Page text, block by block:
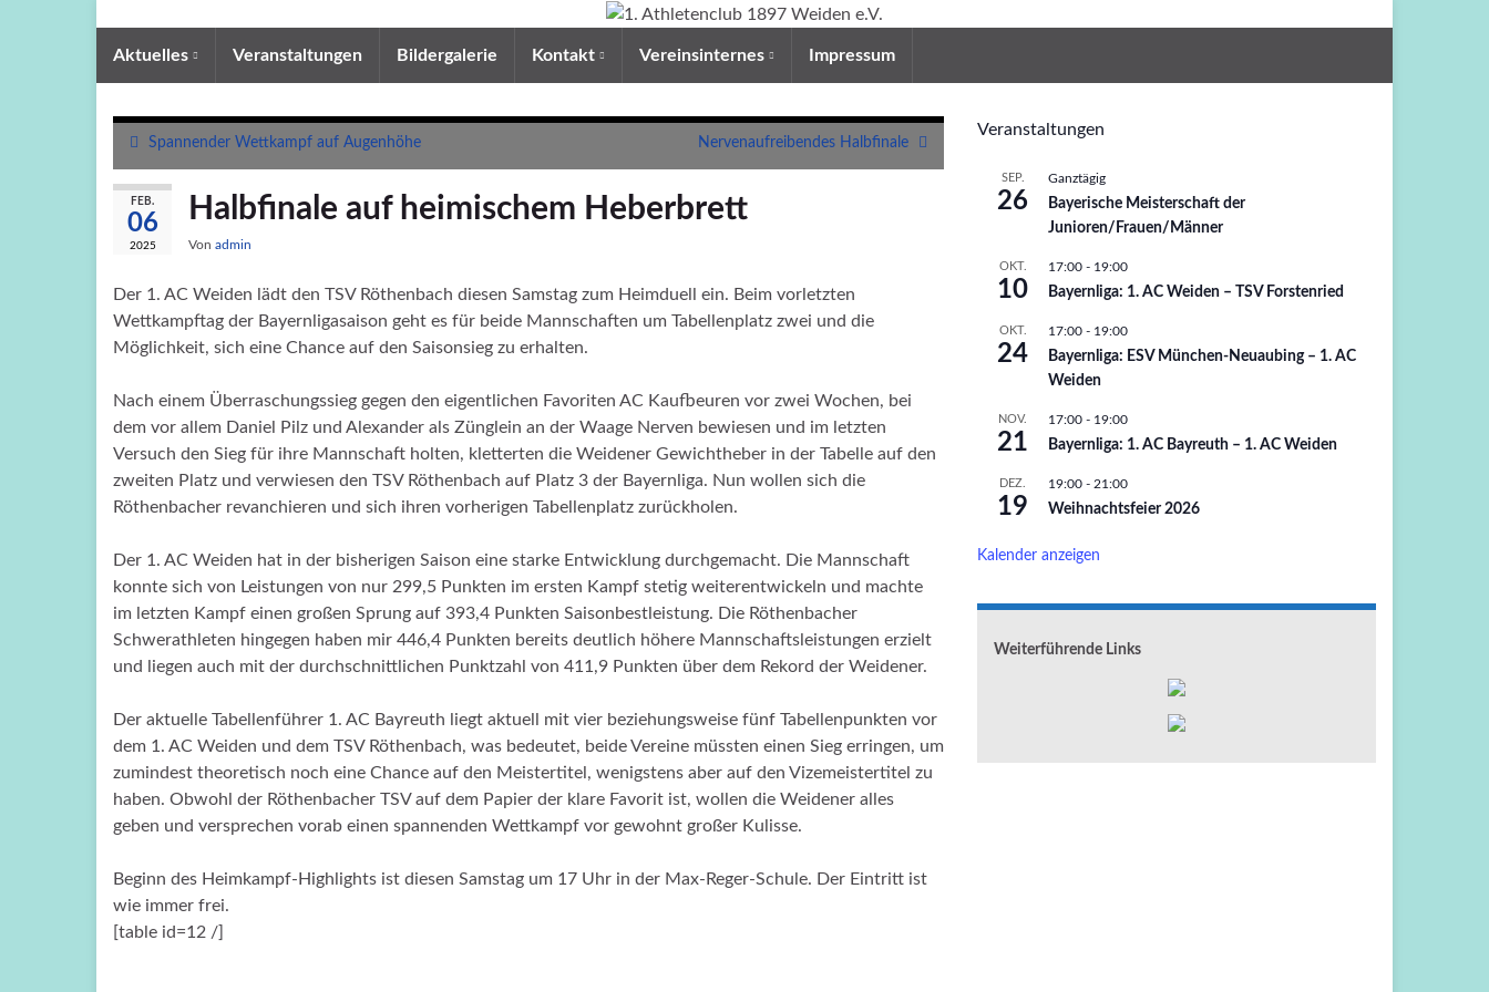
Aktuelles Veranstaltungen Bildergalerie Kontakt Vereinsinternes Impressum
Spannender Wettkampf auf Augenhöhe Nervenaufreibendes Halbfinale
FEB.
06
2025
Halbfinale auf heimischem Heberbrett
Von admin
Der 1. AC Weiden lädt den TSV Röthenbach diesen Samstag zum Heimduell ein. Beim vorletzten
Wettkampftag der Bayernligasaison geht es für beide Mannschaften um Tabellenplatz zwei und die
Möglichkeit, sich eine Chance auf den Saisonsieg zu erhalten.
Nach einem Überraschungssieg gegen den eigentlichen Favoriten AC Kaufbeuren vor zwei Wochen, bei
dem vor allem Daniel Pilz und Alexander als Zünglein an der Waage Nerven bewiesen und im letzten
Versuch den Sieg für ihre Mannschaft holten, kletterten die Weidener Gewichtheber in der Tabelle auf den
zweiten Platz und verwiesen den TSV Röthenbach auf Platz 3 der Bayernliga. Nun wollen sich die
Röthenbacher revanchieren und sich ihren vorherigen Tabellenplatz zurückholen.
Der 1. AC Weiden hat in der bisherigen Saison eine starke Entwicklung durchgemacht. Die Mannschaft
konnte sich von Leistungen von nur 299,5 Punkten im ersten Kampf stetig weiterentwickeln und machte
im letzten Kampf einen großen Sprung auf 393,4 Punkten Saisonbestleistung. Die Röthenbacher
Schwerathleten hingegen haben mir 446,4 Punkten bereits deutlich höhere Mannschaftsleistungen erzielt
und liegen auch mit der durchschnittlichen Punktzahl von 411,9 Punkten über dem Rekord der Weidener.
Der aktuelle Tabellenführer 1. AC Bayreuth liegt aktuell mit vier beziehungsweise fünf Tabellenpunkten vor
dem 1. AC Weiden und dem TSV Röthenbach, was bedeutet, beide Vereine müssten einen Sieg erringen, um
zumindest theoretisch noch eine Chance auf den Meistertitel, wenigstens aber auf den Vizemeistertitel zu
haben. Obwohl der Röthenbacher TSV auf dem Papier der klare Favorit ist, wollen die Weidener alles
geben und versprechen vorab einen spannenden Wettkampf vor gewohnt großer Kulisse.
Beginn des Heimkampf-Highlights ist diesen Samstag um 17 Uhr in der Max-Reger-Schule. Der Eintritt ist
wie immer frei.
[table id=12 /]
Veranstaltungen
SEP.
26
Ganztägig
Bayerische Meisterschaft der
Junioren/Frauen/Männer
OKT.
10
17:00 - 19:00
Bayernliga: 1. AC Weiden – TSV Forstenried
OKT.
24
17:00 - 19:00
Bayernliga: ESV München-Neuaubing – 1. AC
Weiden
NOV.
21
17:00 - 19:00
Bayernliga: 1. AC Bayreuth – 1. AC Weiden
DEZ.
19
19:00 - 21:00
Weihnachtsfeier 2026
Kalender anzeigen
Weiterführende Links